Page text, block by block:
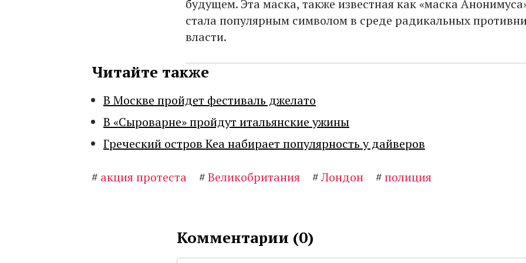
будущем. Эта маска, также известная как «маска
стала популярным символом в среде радикальных
власти.
Читайте также
В Москве пройдет фестиваль джелато
В «Сыроварне» пройдут итальянские ужины
Греческий остров Кеа набирает популярность у дайверов
# акция протеста #Великобритания #Лондон #полиция
Комментарии (0)